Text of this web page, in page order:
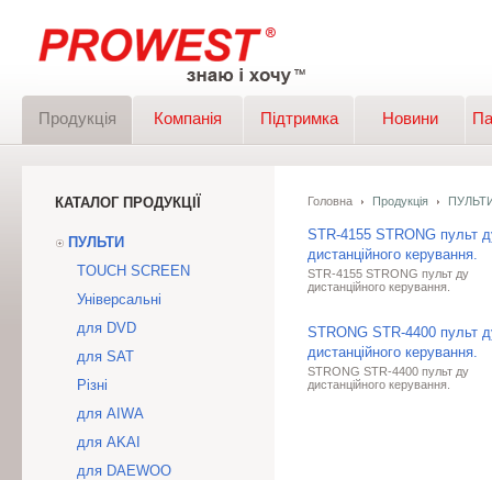
Продукція Компанія Підтримка Новини
КАТАЛОГ ПРОДУКЦІЇ
ПУЛЬТИ
TOUCH SCREEN
Універсальні
для DVD
для SAT
Різні
для AIWA
для AKAI
для DAEWOO
Головна Продукція
STR-4155 STRONG пульт
дистанційного керування.
STR-4155 STRONG пульт ду
дистанційного керування.
STRONG STR-4400 пульт
дистанційного керування.
STRONG STR-4400 пульт ду
дистанційного керування.